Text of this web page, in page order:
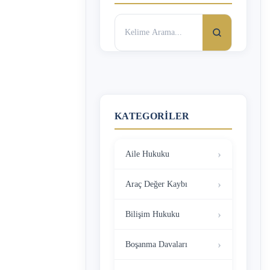
Arama:
KATEGORILER
Aile Hukuku
Araç Değer Kaybı
Bilişim Hukuku
Boşanma Davaları